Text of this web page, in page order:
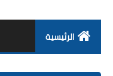
الرئيسية